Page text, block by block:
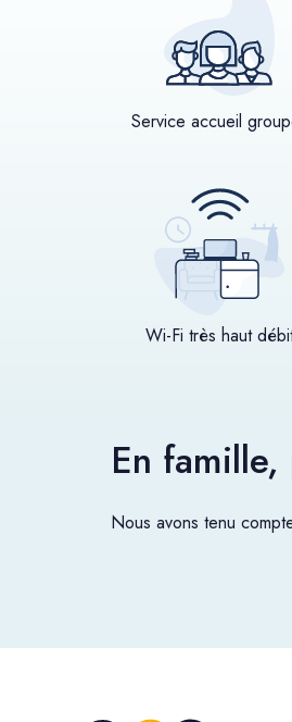
Service accueil
Wi-Fi très haut
En
Nous avons tenu